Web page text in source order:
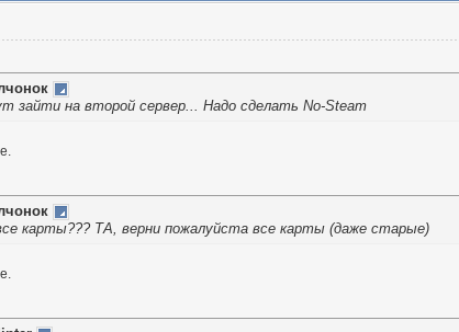
зайти на второй сервер... Надо сделать No-Steam
карты??? ТА, верни пожалуйста все карты (даже старые)